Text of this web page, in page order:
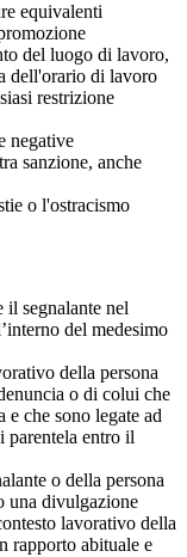
equivalenti
del luogo di lavoro,
dell'orario di lavoro
restrizione
negative
sanzione, anche
o l'ostracismo
il segnalante nel
del medesimo
della persona
o di colui che
che sono legate ad
parentela entro il
o della persona
una divulgazione
lavorativo della
rapporto abituale e